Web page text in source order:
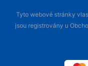
Tyto webové stránky
jsou registrovány u